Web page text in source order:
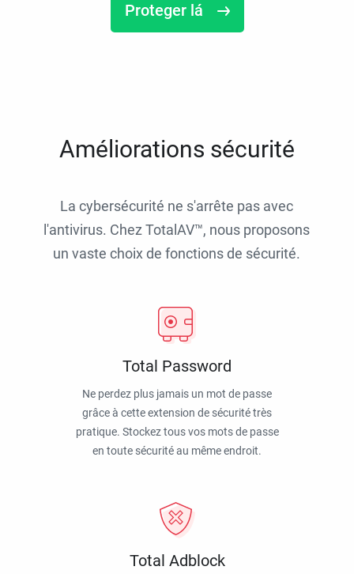
Proteger lá
Améliorations sécurité
La cybersécurité ne s'arrête pas avec
l'antivirus. Chez TotalAV™, nous proposons
un vaste choix de fonctions de sécurité.
Total Password
Ne perdez plus jamais un mot de passe
grâce à cette extension de sécurité très
pratique. Stockez tous vos mots de passe
en toute sécurité au même endroit.
Total Adblock